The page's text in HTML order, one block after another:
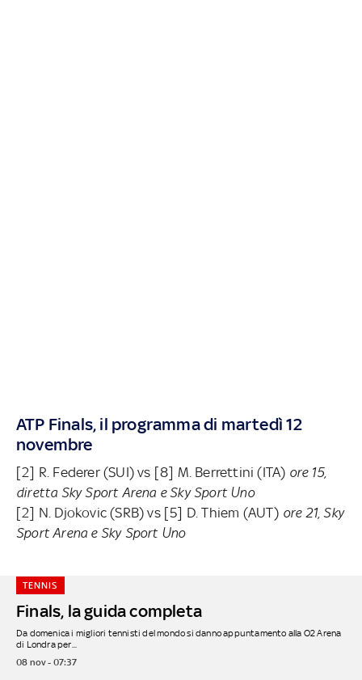
ATP Finals, il programma di martedì 12
novembre
[2] R. Federer (SUI) vs [8] M. Berrettini (ITA) ore 15,
diretta Sky Sport Arena e Sky Sport Uno
[2] N. Djokovic (SRB) vs [5] D. Thiem (AUT) ore 21, Sky
Sport Arena e Sky Sport Uno
Finals, la guida completa
TENNIS
Da domenica i migliori tennisti del mondo si danno appuntamento alla O2 Arena
di Londra per...
08 nov - 07:37